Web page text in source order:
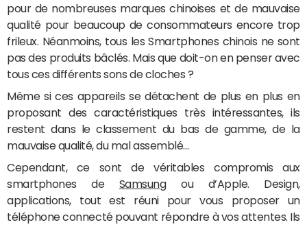
pour de nombreuses marques chinoises et de mauvaise
qualité pour beaucoup de consommateurs encore trop
frileux. Néanmoins, tous les Smartphones chinois ne sont
pas des produits bâclés. Mais que doit-on en penser avec
tous ces différents sons de cloches ?
Même si ces appareils se détachent de plus en plus en
proposant des caractéristiques très intéressantes, ils
restent dans le classement du bas de gamme, de la
mauvaise qualité, du mal assemblé…
Cependant, ce sont de véritables compromis aux
smartphones de Samsungou d’Apple. Design,
applications, tout est réuni pour vous proposer un
téléphone connecté pouvant répondre à vos attentes. Ils